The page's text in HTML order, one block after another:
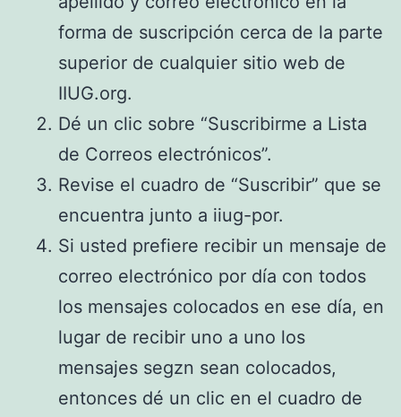
forma de suscripción cerca de la parte
superior de cualquier sitio web de
IIUG.org.
Dé un clic sobre “Suscribirme a Lista
de Correos electrónicos”.
Revise el cuadro de “Suscribir” que se
encuentra junto a iiug-por.
Si usted prefiere recibir un mensaje de
correo electrónico por día con todos
los mensajes colocados en ese día, en
lugar de recibir uno a uno los
mensajes segzn sean colocados,
entonces dé un clic en el cuadro de